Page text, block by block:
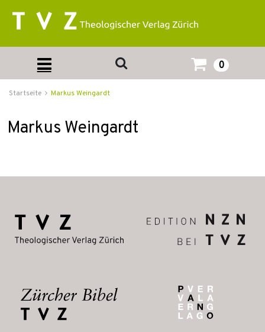
0
Startseite Markus Weingardt
Markus Weingardt